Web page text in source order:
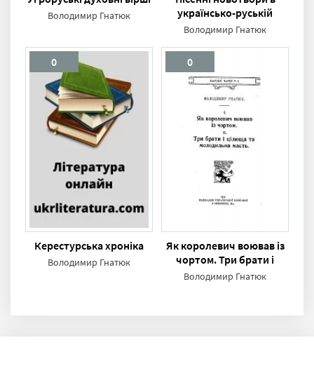
Володимир Гнатюк
українсько-руській
народній словесности
Володимир Гнатюк
0
Керестурська хроніка
Володимир Гнатюк
0
Як королевич воював із
чортом. Три брати і
цілюща та молодильна
Володимир Гнатюк